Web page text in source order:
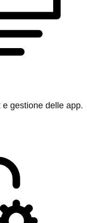
gestione delle app.